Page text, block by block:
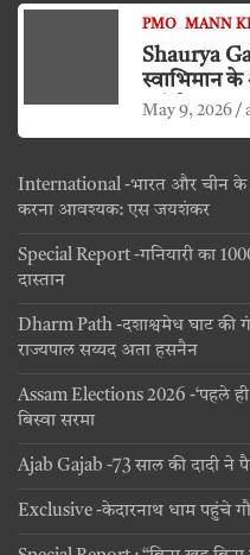
PMO MANN
Shaurya
स्वाभिमान के
जयंती
May 9, 2026
International -भारत और चीन के
करना आवश्यक: एस जयशंकर
Special Report -गनियारी का
दास्तान
Dharm Path -दशाश्वमेध घाट
राज्यपाल सय्यद अता हसनैन
Assam Elections 2026 -‘पहले
बिस्वा सरमा
Ajab Gajab -73 साल की दादी ने
Exclusive -केदारनाथ धाम पहुंचे